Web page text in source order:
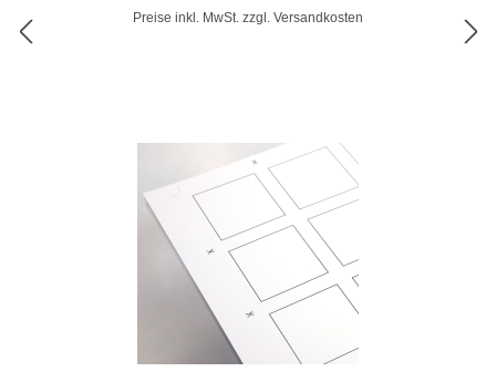
Preise inkl. MwSt. zzgl. Versandkosten